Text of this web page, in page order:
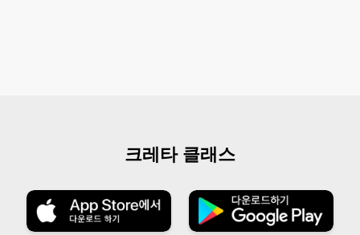
크레타 클래스